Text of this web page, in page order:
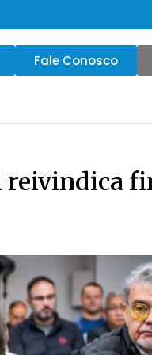
Fale Conosco